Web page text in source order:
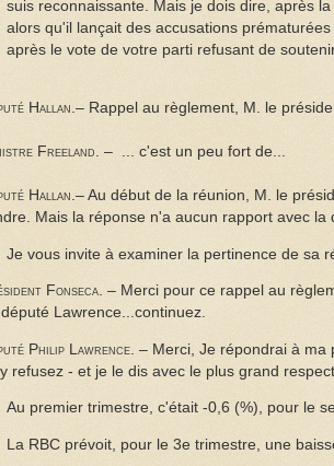
suis reconnaissante. Mais je dois dire, après
alors qu'il lançait des accusations
après le vote de votre parti refusant de soutenir
Hallan.– Rappel au règlement, M. le
Freeland. – ... c'est un peu fort de...
Hallan.– Au début de la réunion, M. le
Mais la réponse n'a aucun rapport avec la
Je vous invite à examiner la pertinence de sa
Fonseca. – Merci pour ce rappel au
Lawrence...continuez.
Philip Lawrence. – Merci, Je répondrai à ma
refusez - et je le dis avec le plus grand respect.
Au premier trimestre, c'était -0,6 (%), pour le
La RBC prévoit, pour le 3e trimestre, une